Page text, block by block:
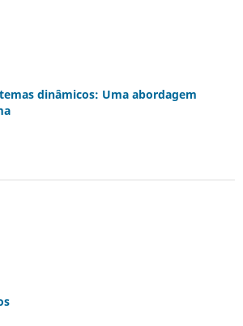
dinâmicos: Uma abordagem